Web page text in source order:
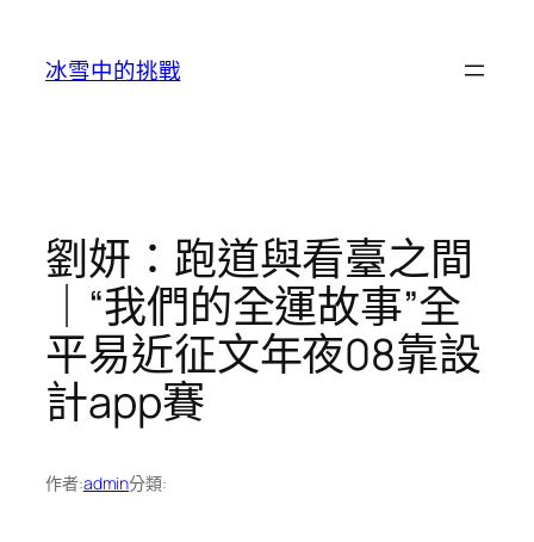
冰雪中的挑戰
劉妍：跑道與看臺之間
｜“我們的全運故事”全
平易近征文年夜08靠設
計app賽
作者:admin分類: